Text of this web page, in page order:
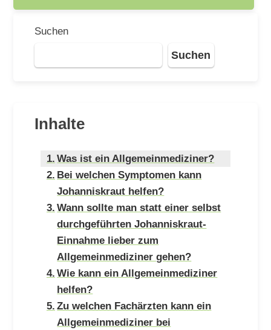
Suchen
Suchen
Inhalte
Was ist ein Allgemeinmediziner?
Bei welchen Symptomen kann
Johanniskraut helfen?
Wann sollte man statt einer selbst
durchgeführten Johanniskraut-
Einnahme lieber zum
Allgemeinmediziner gehen?
Wie kann ein Allgemeinmediziner
helfen?
Zu welchen Fachärzten kann ein
Allgemeinmediziner bei